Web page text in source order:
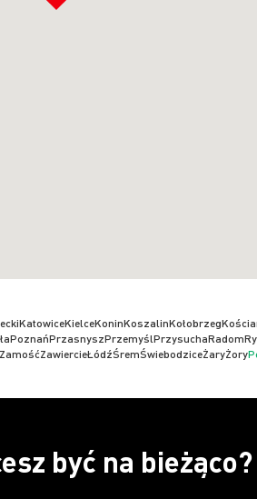
KatowiceKielceKoninKoszalinKołobrzeg
PoznańPrzasnyszPrzemyślPrzysuchaRadom
ZamośćZawiercieŁódźŚremŚwiebodziceŻaryŻory
być na bieżąco?